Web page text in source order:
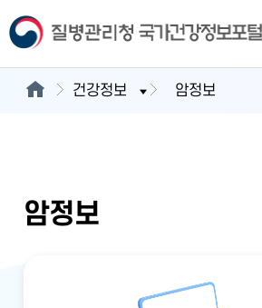
건강정보 암정보
암정보